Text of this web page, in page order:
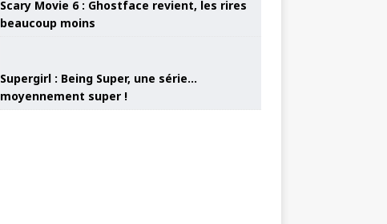
Scary Movie 6 : Ghostface revient, les rires
beaucoup moins
Supergirl : Being Super, une série…
moyennement super !